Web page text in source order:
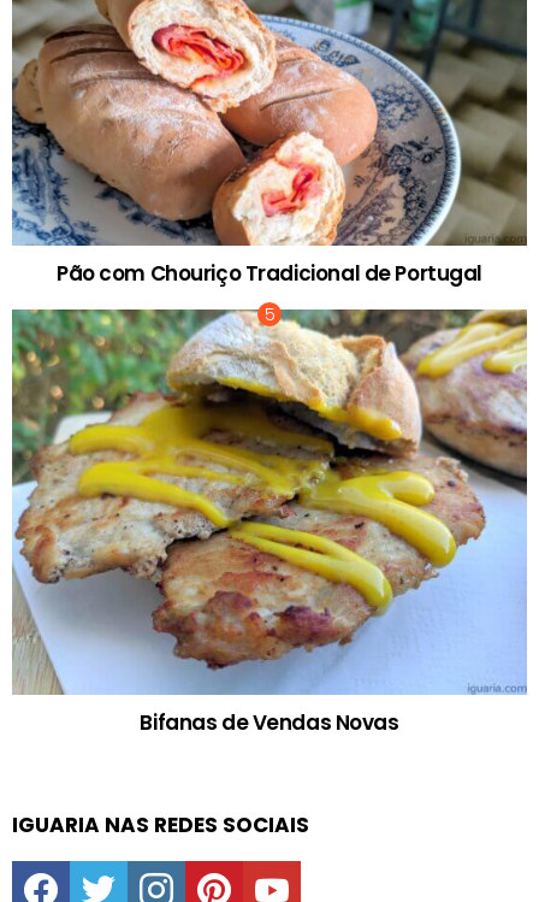
Pão com Chouriço Tradicional de Portugal
Bifanas de Vendas Novas
IGUARIA NAS REDES SOCIAIS
facebooktwitter instagrampinterestyoutube